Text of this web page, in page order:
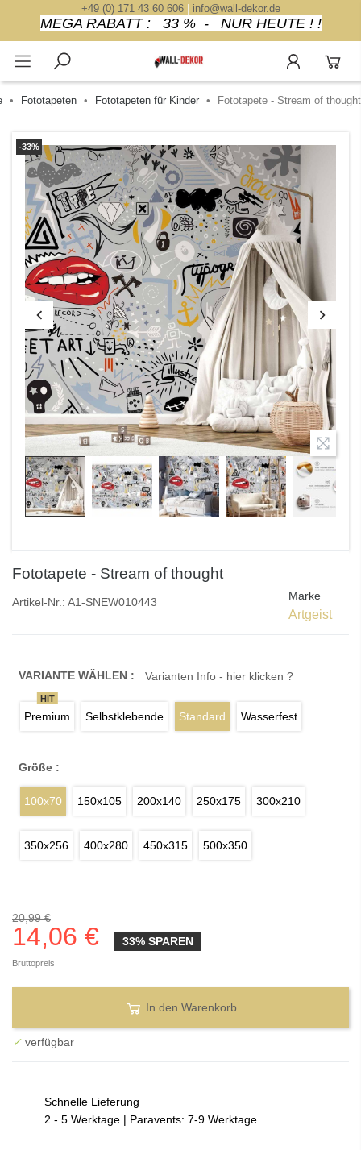
+49 (0) 171 43 60 606| info@wall-dekor.de
MEGA RABATT : 33 % - NUR HEUTE ! !
Fototapeten Fototapeten für Kinder Fototapete - Stream of thought
-33%
Fototapete - Stream of thought
Artikel-Nr.: A1-SNEW010443 Marke
Artgeist
VARIANTE WÄHLEN : Varianten Info - hier klicken ?
Premium
HIT
Selbstklebende Standard Wasserfest
Größe :
100x70 150x105 200x140 250x175 300x210
350x256 400x280 450x315 500x350
20,99 €
14,06 € 33% SPAREN
Bruttopreis
In den Warenkorb
✓ verfügbar
Schnelle Lieferung
2 - 5 Werktage | Paravents: 7-9 Werktage.